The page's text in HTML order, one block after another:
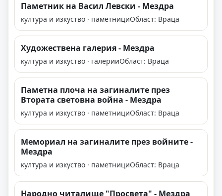
Паметник на Васил Левски - Мездра
култура и изкуство · паметнициОбласт: Враца
Художествена галерия - Мездра
култура и изкуство · галерииОбласт: Враца
Паметна плоча на загиналите през
Втората световна война - Мездра
култура и изкуство · паметнициОбласт: Враца
Мемориал на загиналите през войните -
Мездра
култура и изкуство · паметнициОбласт: Враца
Народно читалище "Просвета" - Мездра